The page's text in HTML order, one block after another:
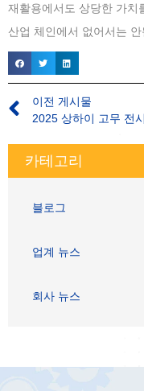
카테고리
블로그
업계 뉴스
회사 뉴스
재활용에서도 상당한 가치
산업 체인에서 없어서는
이전 게시물